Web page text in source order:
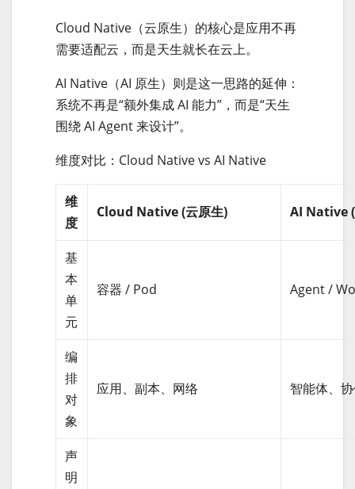
Cloud Native（云原生）的核心是应用不再
需要适配云，而是天生就长在云上。
AI Native（AI 原生）则是这一思路的延伸：
系统不再是“额外集成 AI 能力”，而是“天生
围绕 AI Agent 来设计”。
维度对比：Cloud Native vs AI Native
维
度
Cloud Native (云原生) AI Native
基
本
单
元
容器 / Pod Agent /
编
排
对
象
应用、副本、网络 智能体、
声
明